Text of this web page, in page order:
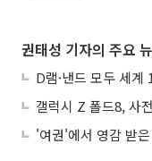
권태성 기자의 주요